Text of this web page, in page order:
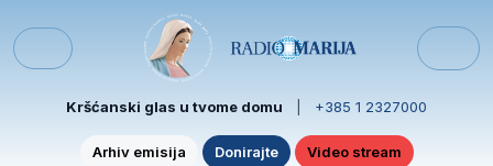
Menu
Kršćanski glas u tvome domu +385 1 2327000
Arhiv emisija Donirajte Video stream